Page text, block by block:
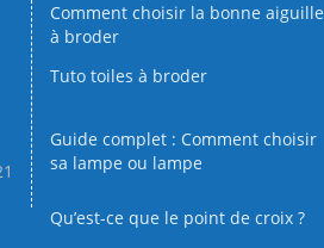
Comment choisir la bonne aiguille
à broder
Tuto toiles à broder
Guide complet : Comment choisir
sa lampe ou lampe
Qu’est-ce que le point de croix ?